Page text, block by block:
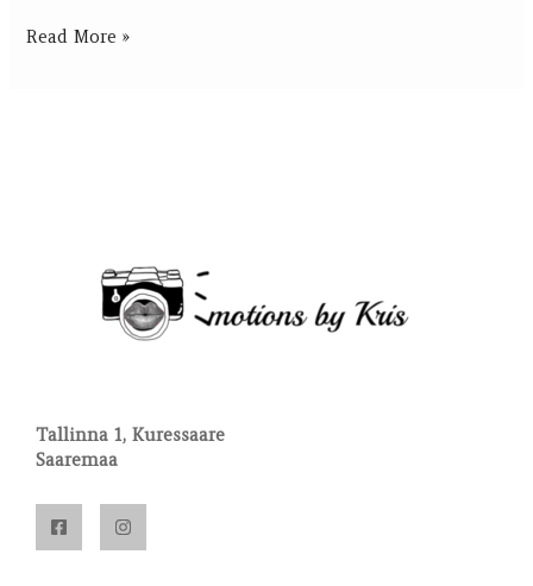
Read More »
Tallinna 1, Kuressaare
Saaremaa